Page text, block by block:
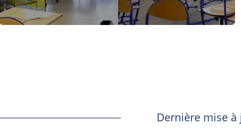
Dernière mise